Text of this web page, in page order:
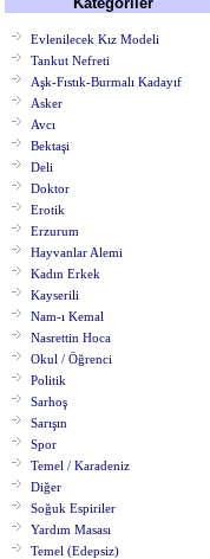
Evlenilecek Kız Modeli
Tankut Nefreti
Aşk-Fıstık-Burmalı Kadayıf
Asker
Avcı
Bektaşi
Deli
Doktor
Erotik
Erzurum
Hayvanlar Alemi
Kadın Erkek
Kayserili
Nam-ı Kemal
Nasrettin Hoca
Okul / Öğrenci
Politik
Sarhoş
Sarışın
Spor
Temel / Karadeniz
Diğer
Soğuk Espiriler
Yardım Masası
Temel (Edepsiz)